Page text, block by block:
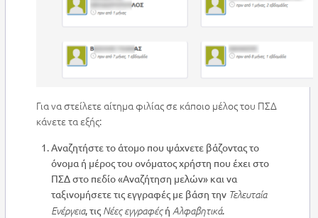
Για να στείλετε αίτημα φιλίας σε κάποιο μέλος του ΠΣΔ
κάνετε τα εξής:
Αναζητήστε το άτομο που ψάχνετε βάζοντας το
όνομα ή μέρος του ονόματος χρήστη που έχει στο
ΠΣΔ στο πεδίο «Αναζήτηση μελών» και να
ταξινομήσετε τις εγγραφές με βάση την Τελευταία
Ενέργεια, τις Νέες εγγραφέςή Αλφαβητικά.